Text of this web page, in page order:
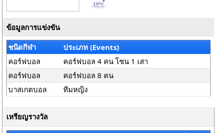
ข้อมูลการแข่งขัน
ชนิดกีฬา
ประเภท (Events)
คอร์ฟบอล
คอร์ฟบอล 4 คน โซน 1 เสา
คอร์ฟบอล
คอร์ฟบอล 8 คน
บาสเกตบอล
ทีมหญิง
เหรียญรางวัล